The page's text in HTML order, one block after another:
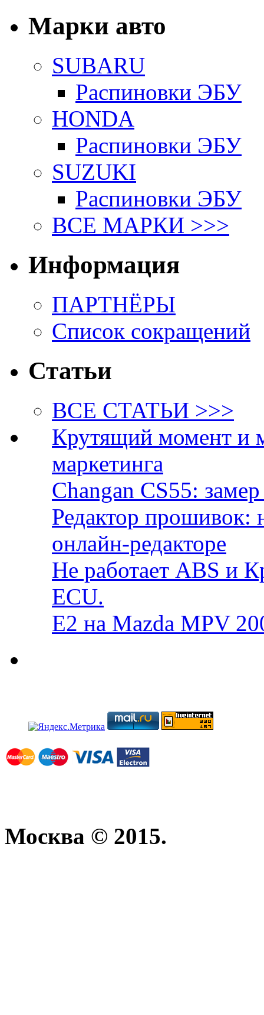
Марки авто
SUBARU
Распиновки ЭБУ
HONDA
Распиновки ЭБУ
SUZUKI
Распиновки ЭБУ
ВСЕ МАРКИ >>>
Информация
ПАРТНЁРЫ
Список сокращений
Статьи
ВСЕ СТАТЬИ >>>
Крутящий момент и
маркетинга
Changan CS55:
Редактор прошивок:
онлайн-редакторе
Не работает ABS и
ECU.
E2 на Mazda MPV
Москва © 2015.